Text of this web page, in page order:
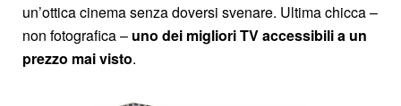
un’ottica cinema senza doversi svenare. Ultima chicca –
non fotografica – uno dei migliori TV accessibili a un
prezzo mai visto.